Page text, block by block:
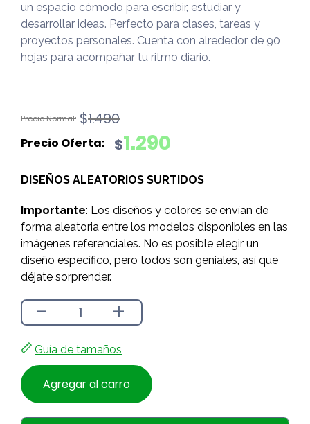
un espacio cómodo para escribir, estudiar y
desarrollar ideas. Perfecto para clases, tareas y
proyectos personales. Cuenta con alrededor de 90
hojas para acompañar tu ritmo diario.
$1.490
El
original
$1.490.
$1.290
El
actual
$1.290.
DISEÑOS ALEATORIOS SURTIDOS
Importante: Los diseños y colores se envían de
forma aleatoria entre los modelos disponibles en las
imágenes referenciales. No es posible elegir un
diseño específico, pero todos son geniales, así que
déjate sorprender.
- +
Guía de tamaños
Agregar al carro